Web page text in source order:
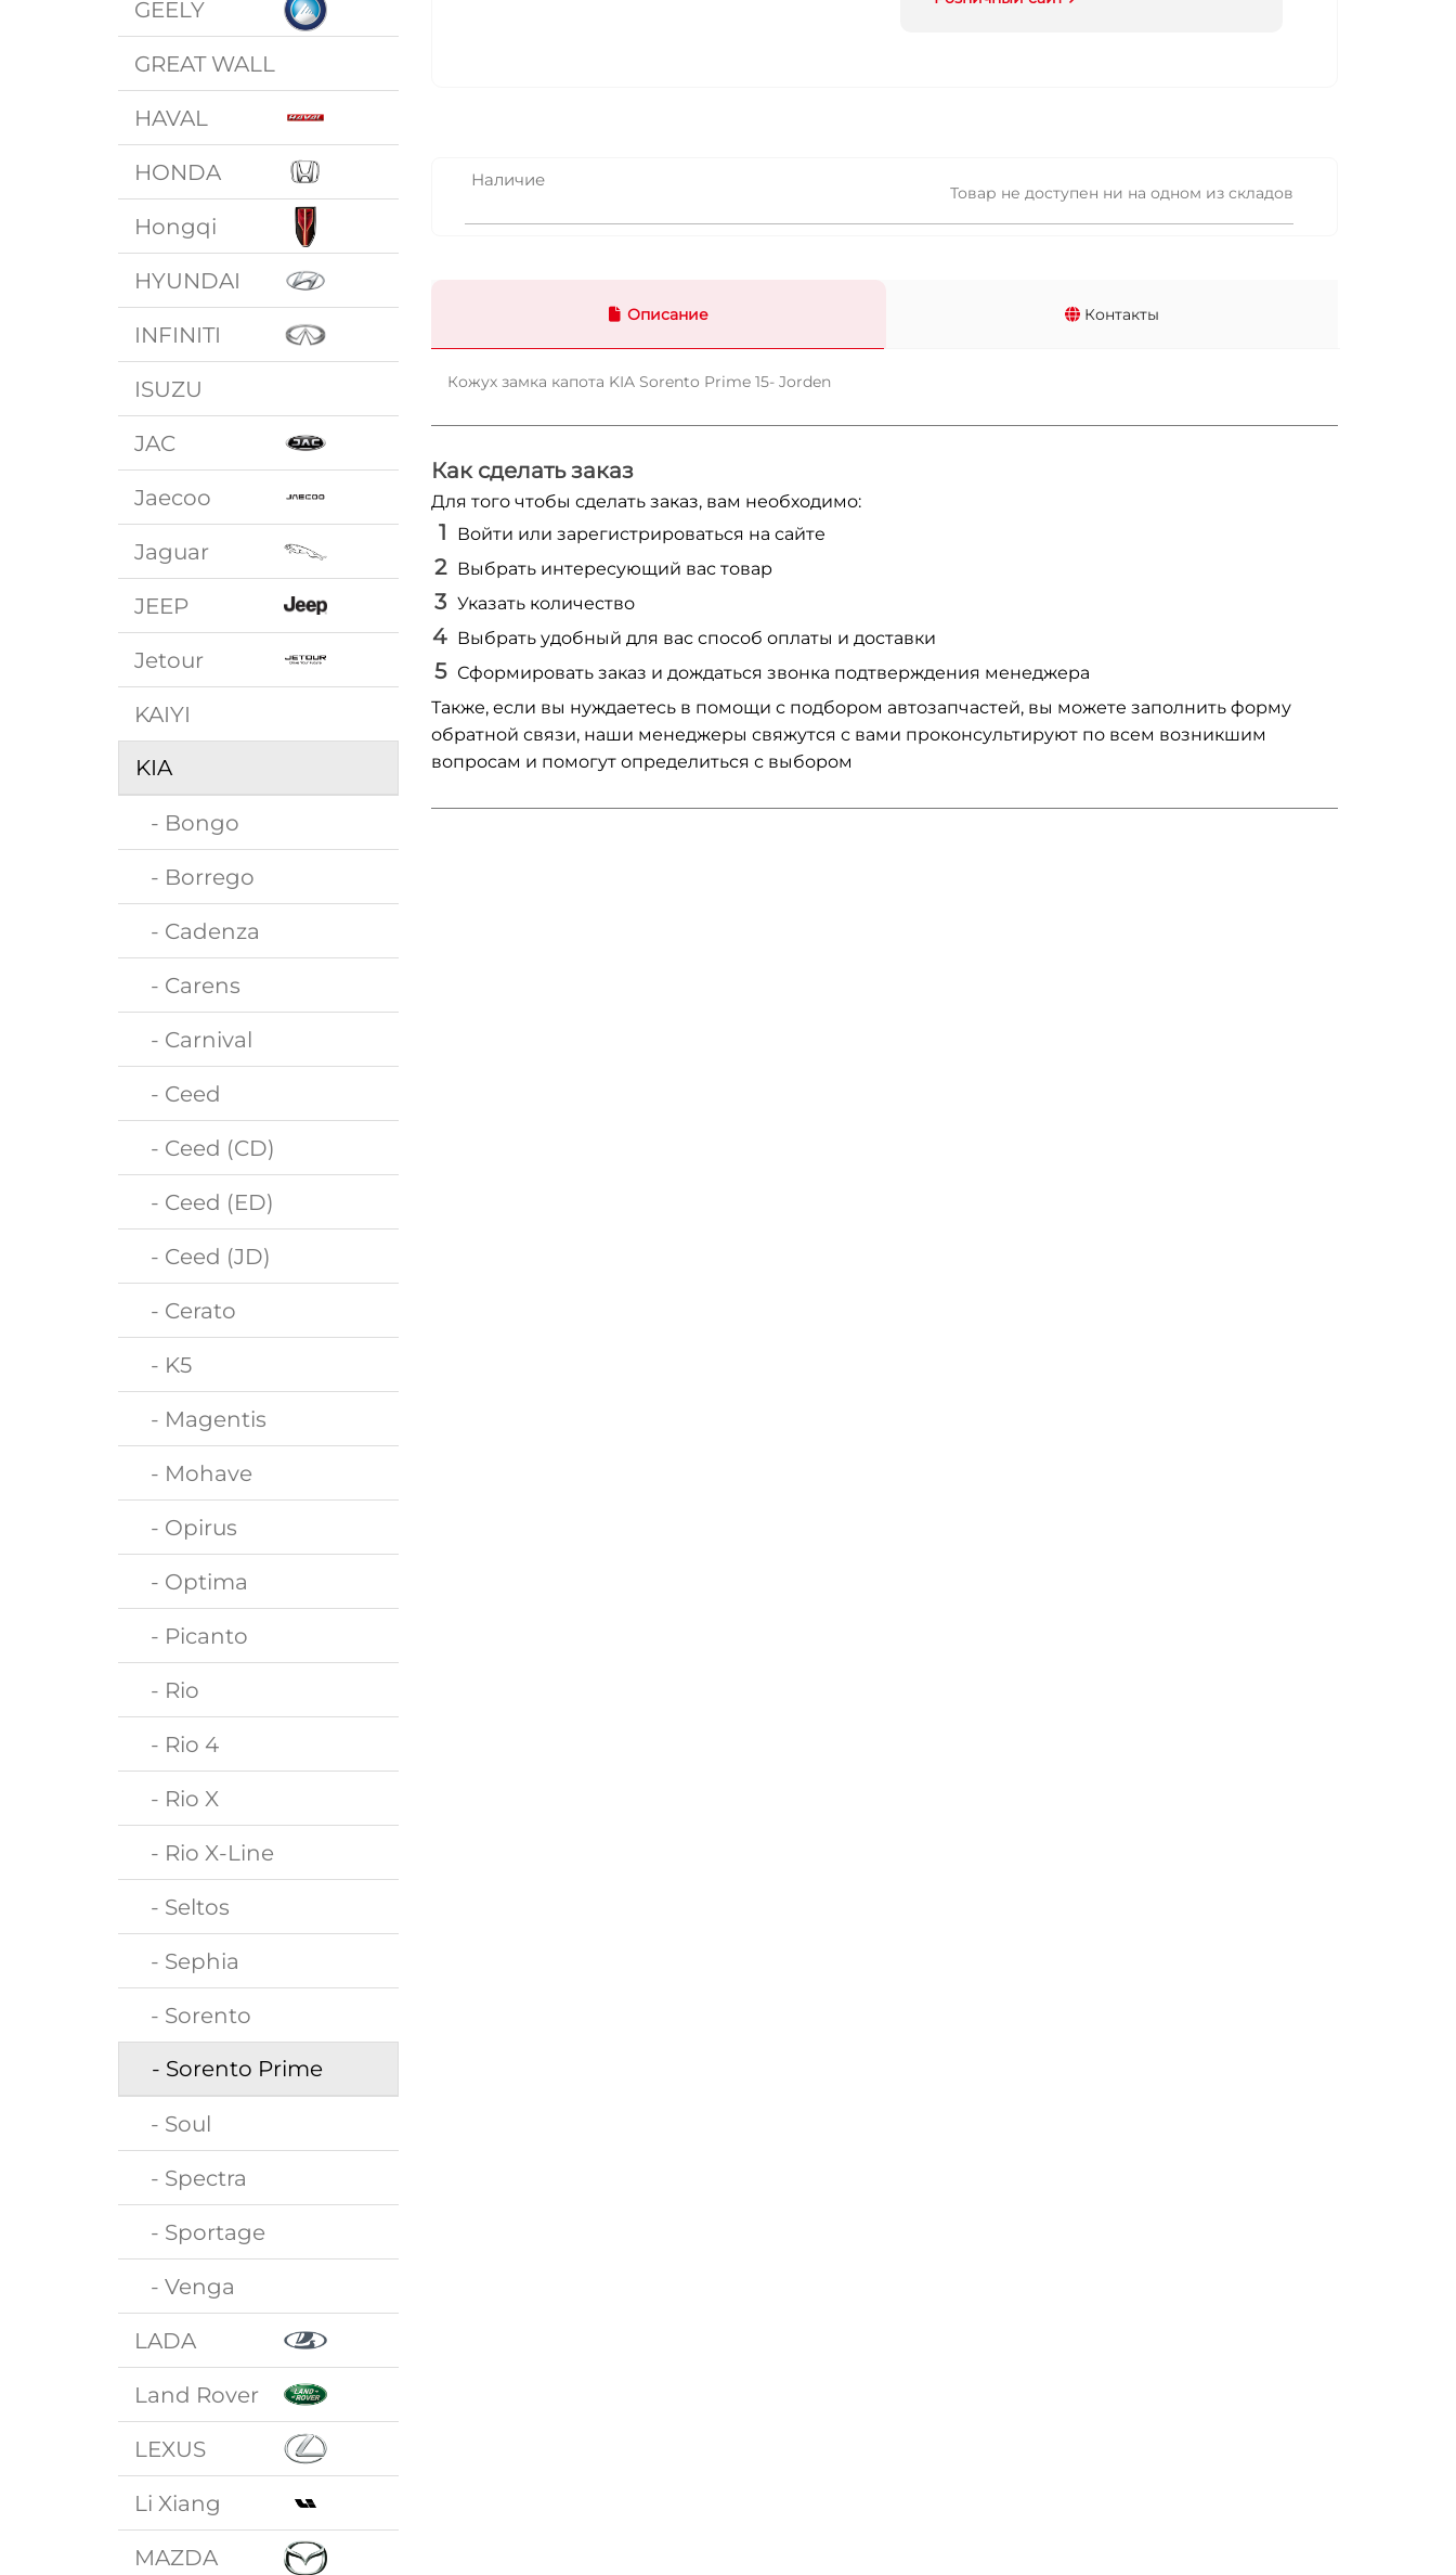
GEELY
GREAT WALL
HAVAL
HONDA
Hongqi
HYUNDAI
INFINITI
ISUZU
JAC
Jaecoo
Jaguar
JEEP
Jetour
KAIYI
KIA
- Bongo
- Borrego
- Cadenza
- Carens
- Carnival
- Ceed
- Ceed (CD)
- Ceed (ED)
- Ceed (JD)
- Cerato
- K5
- Magentis
- Mohave
- Opirus
- Optima
- Picanto
- Rio
- Rio 4
- Rio X
- Rio X-Line
- Seltos
- Sephia
- Sorento
- Sorento Prime
- Soul
- Spectra
- Sportage
- Venga
LADA
Land Rover
LEXUS
Li Xiang
MAZDA
Наличие
Товар не доступен ни на одном из складов
Описание Контакты
Кожух замка капота KIA Sorento Prime 15- Jorden
Как сделать заказ
Для того чтобы сделать заказ, вам необходимо:
Войти или зарегистрироваться на сайте
Выбрать интересующий вас товар
Указать количество
Выбрать удобный для вас способ оплаты и доставки
Сформировать заказ и дождаться звонка подтверждения менеджера
Также, если вы нуждаетесь в помощи с подбором автозапчастей, вы можете заполнить форму
обратной связи, наши менеджеры свяжутся с вами проконсультируют по всем возникшим
вопросам и помогут определиться с выбором